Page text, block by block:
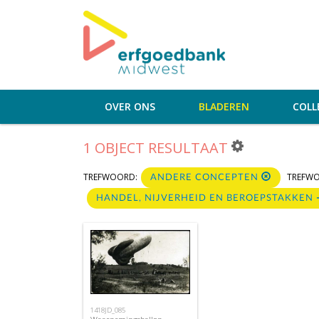
OVER ONS BLADEREN
1 OBJECT RESULTAAT
TREFWOORD: ANDERE CONCEPTEN
HANDEL, NIJVERHEID EN BEROEPSTAKKEN
1418JD_085